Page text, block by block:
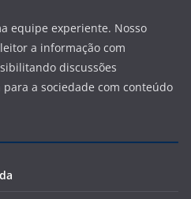
equipe experiente. Nosso
a informação com
discussões
a sociedade com conteúdo